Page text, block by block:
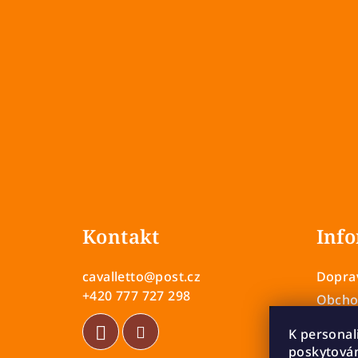
K
Kontakt
cavalletto@post.cz
+420 777 727 298